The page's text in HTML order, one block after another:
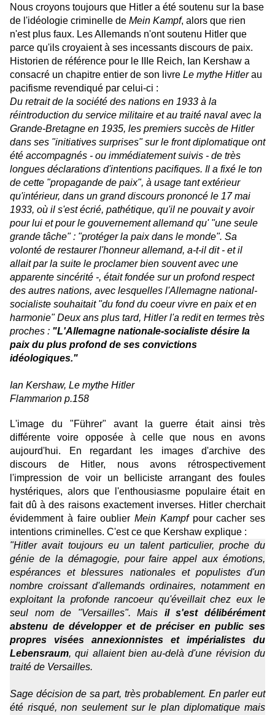
Nous croyons toujours que Hitler a été soutenu sur la base
de l'idéologie criminelle de Mein Kampf, alors que rien
n'est plus faux. Les Allemands n'ont soutenu Hitler que
parce qu'ils croyaient à ses incessants discours de paix.
Historien de référence pour le IIIe Reich, Ian Kershaw a
consacré un chapitre entier de son livre Le mythe Hitlerau
pacifisme revendiqué par celui-ci :
Du retrait de la société des nations en 1933 à la
réintroduction du service militaire et au traité naval avec la
Grande-Bretagne en 1935, les premiers succès de Hitler
dans ses "initiatives surprises" sur le front diplomatique ont
été accompagnés - ou immédiatement suivis - de très
longues déclarations d'intentions pacifiques. Il a fixé le ton
de cette "propagande de paix", à usage tant extérieur
qu'intérieur, dans un grand discours prononcé le 17 mai
1933, où il s'est écrié, pathétique, qu'il ne pouvait y avoir
pour lui et pour le gouvernement allemand qu' "une seule
grande tâche" : "protéger la paix dans le monde". Sa
volonté de restaurer l'honneur allemand, a-t-il dit - et il
allait par la suite le proclamer bien souvent avec une
apparente sincérité -, était fondée sur un profond respect
des autres nations, avec lesquelles l'Allemagne national-
socialiste souhaitait "du fond du coeur vivre en paix et en
harmonie" Deux ans plus tard, Hitler l'a redit en termes très
proches : "L'Allemagne nationale-socialiste désire la
paix du plus profond de ses convictions
idéologiques."
Ian Kershaw, Le mythe Hitler
Flammarion p.158
L'image du "Führer" avant la guerre était ainsi très
différente voire opposée à celle que nous en avons
aujourd'hui. En regardant les images d'archive des
discours de Hitler, nous avons rétrospectivement
l'impression de voir un belliciste arrangant des foules
hystériques, alors que l'enthousiasme populaire était en
fait dû à des raisons exactement inverses. Hitler cherchait
évidemment à faire oublier Mein Kampfpour cacher ses
intentions criminelles. C'est ce que Kershaw explique :
"Hitler avait toujours eu un talent particulier, proche du
génie de la démagogie, pour faire appel aux émotions,
espérances et blessures nationales et populistes d'un
nombre croissant d'allemands ordinaires, notamment en
exploitant la profonde rancoeur qu'éveillait chez eux le
seul nom de "Versailles". Mais
il s'est délibérément
abstenu de développer et de préciser en public ses
propres visées annexionnistes et impérialistes du
Lebensraum, qui allaient bien au-delà d'une révision du
traité de Versailles.
Sage décision de sa part, très probablement. En parler eut
été risqué, non seulement sur le plan diplomatique mais